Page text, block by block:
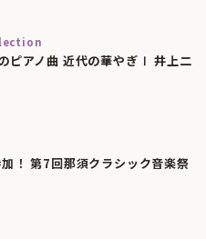
ピアノ曲 近代の華やぎⅠ 井上二
！ 第7回那須クラシック音楽祭